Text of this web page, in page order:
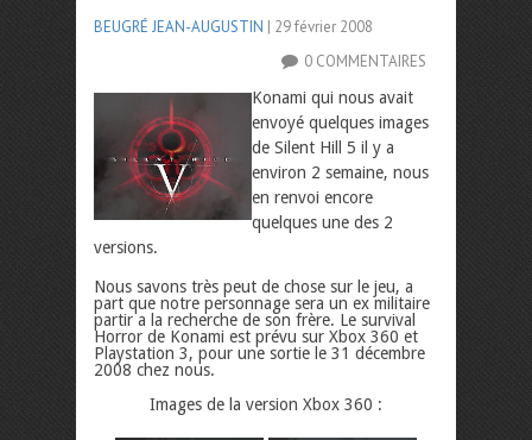
BEUGRÉ JEAN-AUGUSTIN | 29 février 2008
0 COMMENTAIRES
Konami qui nous avait
envoyé quelques images
de Silent Hill 5 il y a
environ 2 semaine, nous
en renvoi encore
quelques une des 2
versions.
Nous savons très peut de chose sur le jeu, a
part que notre personnage sera un ex militaire
partir a la recherche de son frère. Le survival
Horror de Konami est prévu sur Xbox 360 et
Playstation 3, pour une sortie le 31 décembre
2008 chez nous.
Images de la version Xbox 360 :